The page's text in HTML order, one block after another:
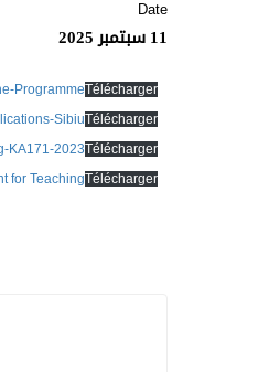
Date
11 سبتمبر 2025
ProgrammeTélécharger
SibiuTélécharger
KA171-2023Télécharger
for TeachingTélécharger